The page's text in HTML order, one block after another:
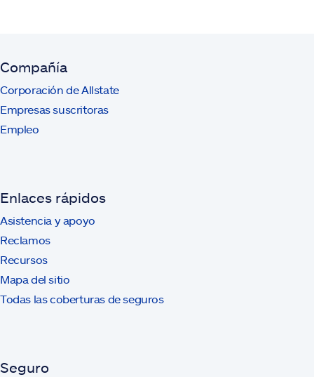
Compañía
Corporación de Allstate
Empresas suscritoras
Empleo
Enlaces rápidos
Asistencia y apoyo
Reclamos
Recursos
Mapa del sitio
Todas las coberturas de seguros
Seguro